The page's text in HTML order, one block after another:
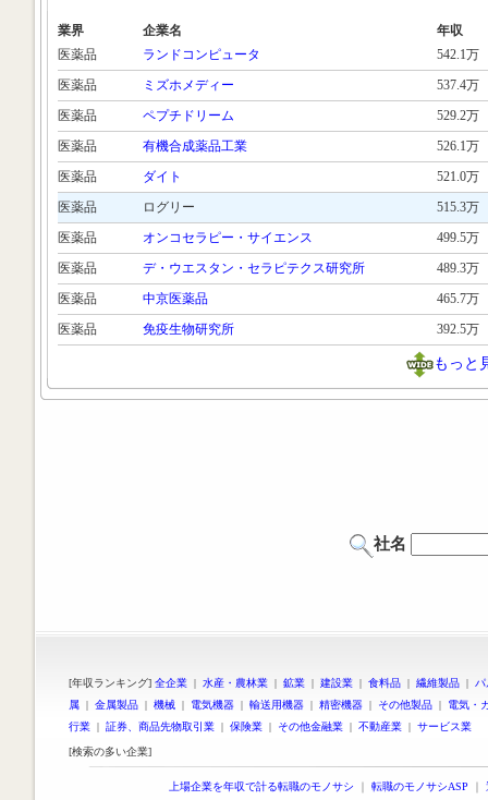
業界 企業名
年収
医薬品
ランドコンピュータ
542.1万
医薬品
ミズホメディー
537.4万
医薬品
ペプチドリーム
529.2万
医薬品
有機合成薬品工業
526.1万
医薬品
ダイト
521.0万
医薬品
ログリー
515.3万
医薬品
オンコセラピー・サイエンス
499.5万
医薬品
デ・ウエスタン・セラピテクス研究所
489.3万
医薬品
中京医薬品
465.7万
医薬品
免疫生物研究所 392.5万
もっと
社名
[年収ランキング] 全企業 | 水産・農林業 | 鉱業 | 建設業 | 食料品 | 繊維製品 |
属 | 金属製品 | 機械 | 電気機器 | 輸送用機器 | 精密機器 | その他製品 | 電気・
行業 | 証券、商品先物取引業 | 保険業 | その他金融業 | 不動産業 | サービス業
[検索の多い企業]
上場企業を年収で計る転職のモノサシ ｜ 転職のモノサシASP ｜